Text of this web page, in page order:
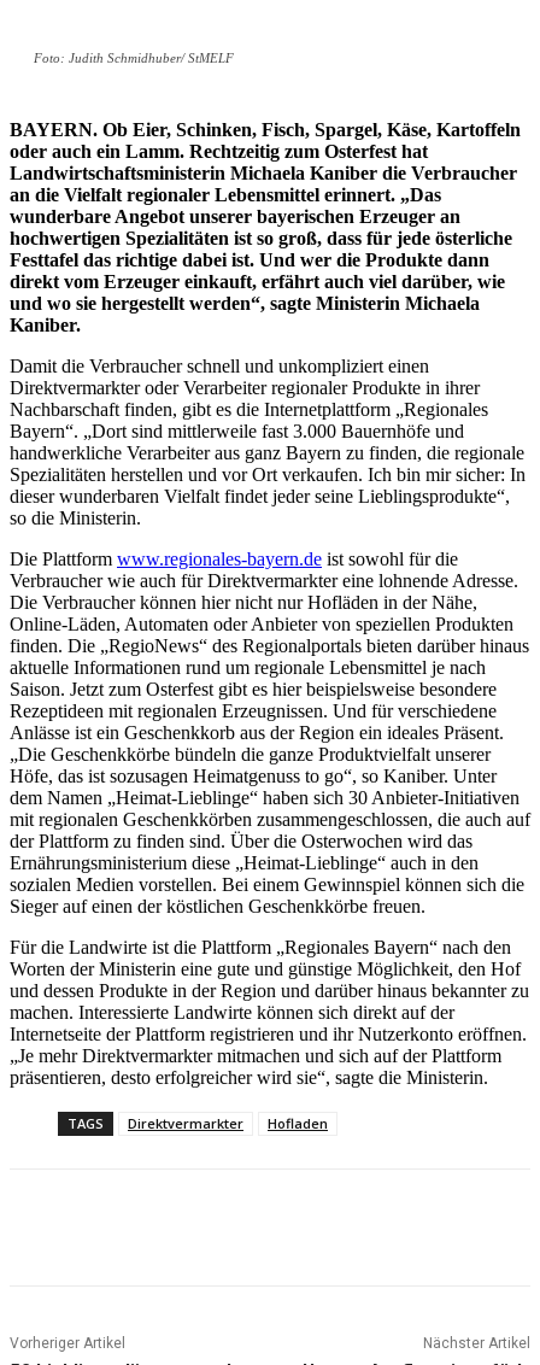
Foto: Judith Schmidhuber/ StMELF
BAYERN. Ob Eier, Schinken, Fisch, Spargel, Käse, Kartoffeln
oder auch ein Lamm. Rechtzeitig zum Osterfest hat
Landwirtschaftsministerin Michaela Kaniber die Verbraucher
an die Vielfalt regionaler Lebensmittel erinnert. „Das
wunderbare Angebot unserer bayerischen Erzeuger an
hochwertigen Spezialitäten ist so groß, dass für jede österliche
Festtafel das richtige dabei ist. Und wer die Produkte dann
direkt vom Erzeuger einkauft, erfährt auch viel darüber, wie
und wo sie hergestellt werden“, sagte Ministerin Michaela
Kaniber.
Damit die Verbraucher schnell und unkompliziert einen
Direktvermarkter oder Verarbeiter regionaler Produkte in ihrer
Nachbarschaft finden, gibt es die Internetplattform „Regionales
Bayern“. „Dort sind mittlerweile fast 3.000 Bauernhöfe und
handwerkliche Verarbeiter aus ganz Bayern zu finden, die regionale
Spezialitäten herstellen und vor Ort verkaufen. Ich bin mir sicher: In
dieser wunderbaren Vielfalt findet jeder seine Lieblingsprodukte“,
so die Ministerin.
Die Plattform www.regionales-bayern.de ist sowohl für die
Verbraucher wie auch für Direktvermarkter eine lohnende Adresse.
Die Verbraucher können hier nicht nur Hofläden in der Nähe,
Online-Läden, Automaten oder Anbieter von speziellen Produkten
finden. Die „RegioNews“ des Regionalportals bieten darüber hinaus
aktuelle Informationen rund um regionale Lebensmittel je nach
Saison. Jetzt zum Osterfest gibt es hier beispielsweise besondere
Rezeptideen mit regionalen Erzeugnissen. Und für verschiedene
Anlässe ist ein Geschenkkorb aus der Region ein ideales Präsent.
„Die Geschenkkörbe bündeln die ganze Produktvielfalt unserer
Höfe, das ist sozusagen Heimatgenuss to go“, so Kaniber. Unter
dem Namen „Heimat-Lieblinge“ haben sich 30 Anbieter-Initiativen
mit regionalen Geschenkkörben zusammengeschlossen, die auch auf
der Plattform zu finden sind. Über die Osterwochen wird das
Ernährungsministerium diese „Heimat-Lieblinge“ auch in den
sozialen Medien vorstellen. Bei einem Gewinnspiel können sich die
Sieger auf einen der köstlichen Geschenkkörbe freuen.
Für die Landwirte ist die Plattform „Regionales Bayern“ nach den
Worten der Ministerin eine gute und günstige Möglichkeit, den Hof
und dessen Produkte in der Region und darüber hinaus bekannter zu
machen. Interessierte Landwirte können sich direkt auf der
Internetseite der Plattform registrieren und ihr Nutzerkonto eröffnen.
„Je mehr Direktvermarkter mitmachen und sich auf der Plattform
präsentieren, desto erfolgreicher wird sie“, sagte die Ministerin.
TAGS Direktvermarkter Hofladen
Vorheriger Artikel Nächster Artikel